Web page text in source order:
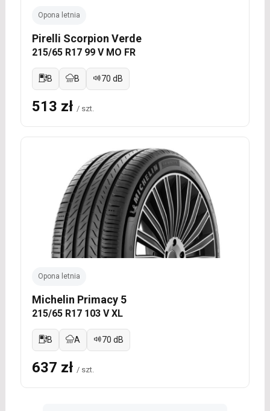
Opona letnia
Pirelli Scorpion Verde
215/65 R17 99 V MO FR
B B 70 dB
513 zł / szt.
Opona letnia
Michelin Primacy 5
215/65 R17 103 V XL
B A 70 dB
637 zł / szt.